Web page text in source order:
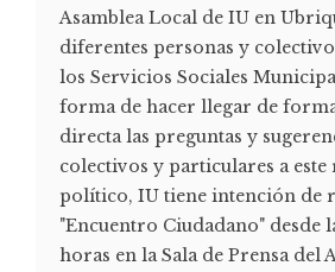
Asamblea Local de IU en
diferentes personas y
los Servicios Sociales
forma de hacer llegar de
directa las preguntas y
colectivos y particulares a este
político, IU tiene intención de
"Encuentro Ciudadano" desde
horas en la Sala de Prensa del